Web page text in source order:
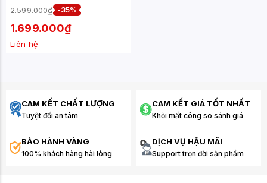
2.599.000₫ -35%
1.699.000₫
Liên hệ
CAM KẾT CHẤT LƯỢNG
Tuyệt đối an tâm
CAM KẾT GIÁ TỐT NHẤT
Khỏi mất công so sánh giá
BẢO HÀNH VÀNG
100% khách hàng hài lòng
DỊCH VỤ HẬU MÃI
Support trọn đời sản phẩm